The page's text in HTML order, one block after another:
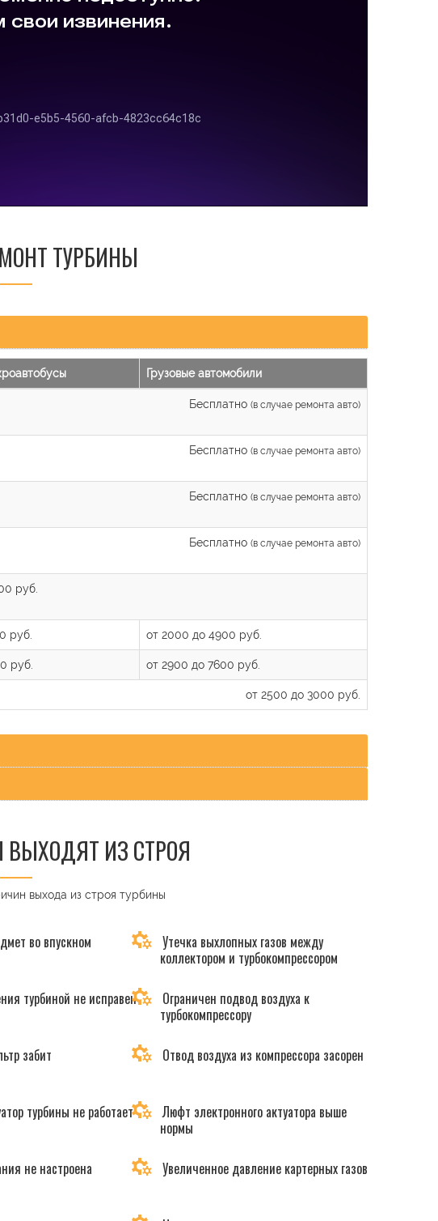
ТУРБИНЫ
Грузовые автомобили
Бесплатно (в случае ремонта авто)
Бесплатно (в случае ремонта авто)
Бесплатно (в случае ремонта авто)
Бесплатно (в случае ремонта авто)
руб.
руб. от 2000 до 4900 руб.
руб. от 2900 до 7600 руб.
от 2500 до 3000 руб.
ВЫХОДЯТ ИЗ СТРОЯ
выхода из строя турбины
во впускном
Утечка выхлопных газов между
коллектором и турбокомпрессором
турбиной не исправен
Ограничен подвод воздуха к
турбокомпрессору
забит Отвод воздуха из компрессора засорен
турбины не работает
Люфт электронного актуатора выше
нормы
не настроена Увеличенное давление картерных газов